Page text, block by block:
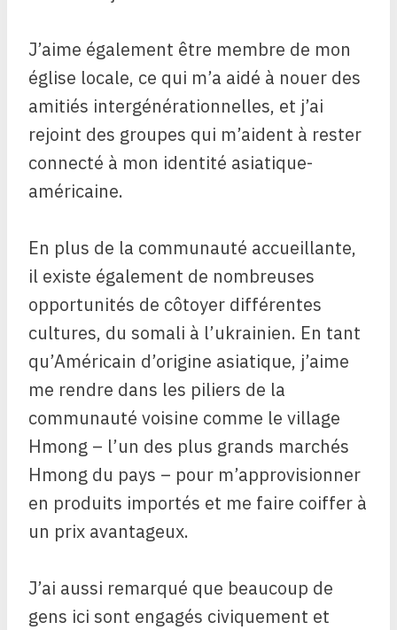
J’aime également être membre de mon
église locale, ce qui m’a aidé à nouer des
amitiés intergénérationnelles, et j’ai
rejoint des groupes qui m’aident à rester
connecté à mon identité asiatique-
américaine.
En plus de la communauté accueillante,
il existe également de nombreuses
opportunités de côtoyer différentes
cultures, du somali à l’ukrainien. En tant
qu’Américain d’origine asiatique, j’aime
me rendre dans les piliers de la
communauté voisine comme le village
Hmong – l’un des plus grands marchés
Hmong du pays – pour m’approvisionner
en produits importés et me faire coiffer à
un prix avantageux.
J’ai aussi remarqué que beaucoup de
gens ici sont engagés civiquement et